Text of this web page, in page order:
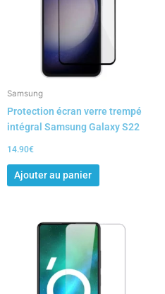
Samsung
Protection écran verre trempé
intégral Samsung Galaxy S22
14.90€
Ajouter au panier